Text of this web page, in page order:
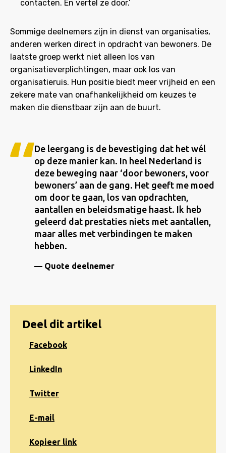
contacten. En vertel ze door.’
Sommige deelnemers zijn in dienst van organisaties,
anderen werken direct in opdracht van bewoners. De
laatste groep werkt niet alleen los van
organisatieverplichtingen, maar ook los van
organisatieruis. Hun positie biedt meer vrijheid en een
zekere mate van onafhankelijkheid om keuzes te
maken die dienstbaar zijn aan de buurt.
De leergang is de bevestiging dat het wél
op deze manier kan. In heel Nederland is
deze beweging naar ‘door bewoners, voor
bewoners’ aan de gang. Het geeft me moed
om door te gaan, los van opdrachten,
aantallen en beleidsmatige haast. Ik heb
geleerd dat prestaties niets met aantallen,
maar alles met verbindingen te maken
hebben.
Quote deelnemer
Deel dit artikel
Share
Facebook
Facebook
Share
LinkedIn
LinkedIn
Share
Twitter
Twitter
Share
e-
E-mail
Kopiëren
Kopieer link